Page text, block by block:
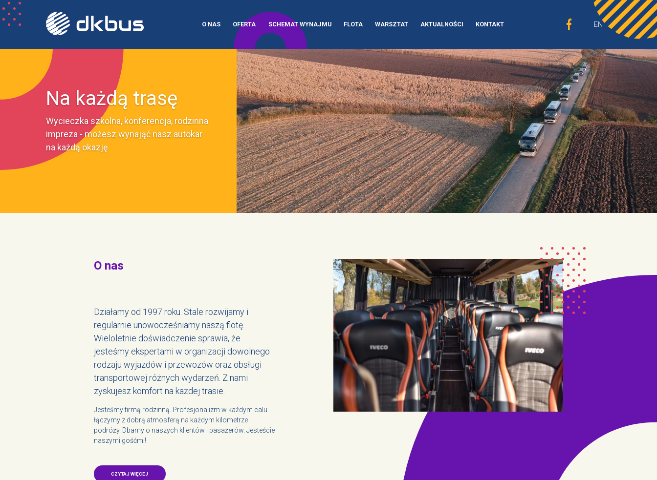
O NAS OFERTA SCHEMAT WYNAJMU FLOTA WARSZTAT AKTUALNOŚCI KONTAKT EN
Na każdą trasę
Wycieczka szkolna, konferencja, rodzinna
impreza - możesz wynająć nasz autokar
na każdą okazję
O nas
Działamy od 1997 roku. Stale rozwijamy i
regularnie unowocześniamy naszą flotę.
Wieloletnie doświadczenie sprawia, że
jesteśmy ekspertami w organizacji dowolnego
rodzaju wyjazdów i przewozów oraz obsługi
transportowej różnych wydarzeń. Z nami
zyskujesz komfort na każdej trasie.
Jesteśmy firmą rodzinną. Profesjonalizm w każdym calu
łączymy z dobrą atmosferą na każdym kilometrze
podróży. Dbamy o naszych klientów i pasażerów. Jesteście
naszymi gośćmi!
CZYTAJ WIĘCEJ